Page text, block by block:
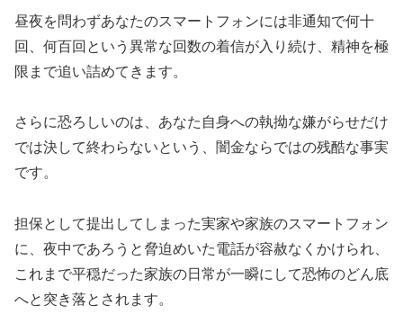
昼夜を問わずあなたのスマートフォンには非通知で何十
回、何百回という異常な回数の着信が入り続け、精神を極
限まで追い詰めてきます。
さらに恐ろしいのは、あなた自身への執拗な嫌がらせだけ
では決して終わらないという、闇金ならではの残酷な事実
です。
担保として提出してしまった実家や家族のスマートフォン
に、夜中であろうと脅迫めいた電話が容赦なくかけられ、
これまで平穏だった家族の日常が一瞬にして恐怖のどん底
へと突き落とされます。